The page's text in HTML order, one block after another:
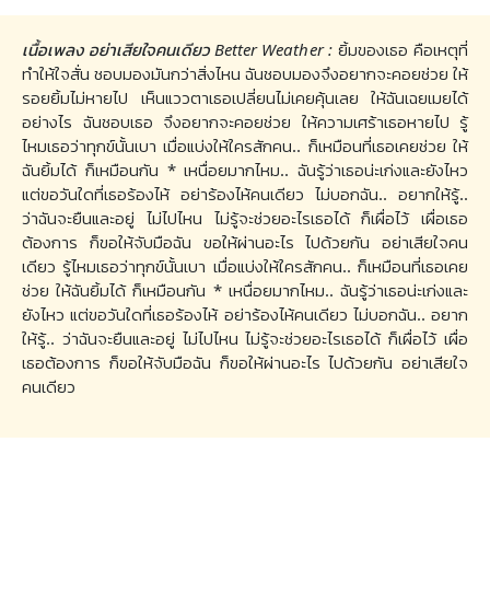
เนื้อเพลง อย่าเสียใจคนเดียว Better Weather :ยิ้มของเธอ คือเหตุที่
ทำให้ใจสั่น ชอบมองมันกว่าสิ่งไหน ฉันชอบมองจึงอยากจะคอยช่วย ให้
รอยยิ้มไม่หายไป เห็นแววตาเธอเปลี่ยนไม่เคยคุ้นเลย ให้ฉันเฉยเมยได้
อย่างไร ฉันชอบเธอ จึงอยากจะคอยช่วย ให้ความเศร้าเธอหายไป รู้
ไหมเธอว่าทุกข์นั้นเบา เมื่อแบ่งให้ใครสักคน.. ก็เหมือนที่เธอเคยช่วย ให้
ฉันยิ้มได้ ก็เหมือนกัน * เหนื่อยมากไหม.. ฉันรู้ว่าเธอน่ะเก่งและยังไหว
แต่ขอวันใดที่เธอร้องไห้ อย่าร้องไห้คนเดียว ไม่บอกฉัน.. อยากให้รู้..
ว่าฉันจะยืนและอยู่ ไม่ไปไหน ไม่รู้จะช่วยอะไรเธอได้ ก็เผื่อไว้ เผื่อเธอ
ต้องการ ก็ขอให้จับมือฉัน ขอให้ผ่านอะไร ไปด้วยกัน อย่าเสียใจคน
เดียว รู้ไหมเธอว่าทุกข์นั้นเบา เมื่อแบ่งให้ใครสักคน.. ก็เหมือนที่เธอเคย
ช่วย ให้ฉันยิ้มได้ ก็เหมือนกัน * เหนื่อยมากไหม.. ฉันรู้ว่าเธอน่ะเก่งและ
ยังไหว แต่ขอวันใดที่เธอร้องไห้ อย่าร้องไห้คนเดียว ไม่บอกฉัน.. อยาก
ให้รู้.. ว่าฉันจะยืนและอยู่ ไม่ไปไหน ไม่รู้จะช่วยอะไรเธอได้ ก็เผื่อไว้ เผื่อ
เธอต้องการ ก็ขอให้จับมือฉัน ก็ขอให้ผ่านอะไร ไปด้วยกัน อย่าเสียใจ
คนเดียว